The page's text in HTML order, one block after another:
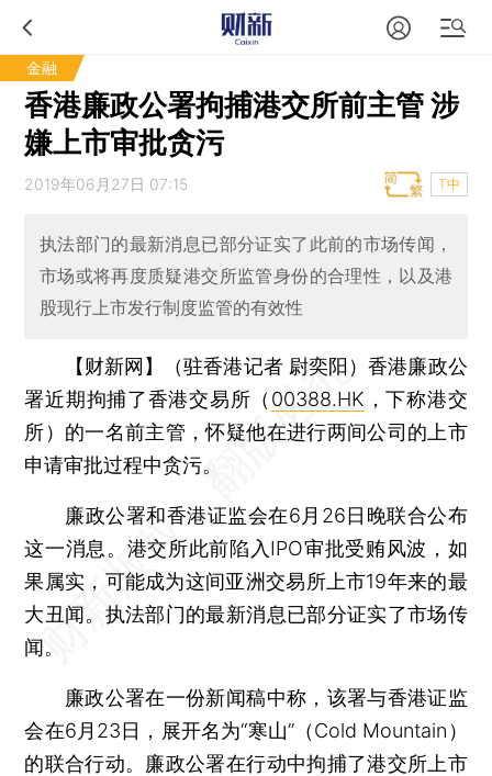
金融
香港廉政公署拘捕港交所前主管 涉
嫌上市审批贪污
2019年06月27日 07:15 T中
执法部门的最新消息已部分证实了此前的市场传闻，
市场或将再度质疑港交所监管身份的合理性，以及港
股现行上市发行制度监管的有效性
【财新网】（驻香港记者 尉奕阳）香港廉政公
署近期拘捕了香港交易所（ 00388.HK ，下称港交
所）的一名前主管，怀疑他在进行两间公司的上市
申请审批过程中贪污。
廉政公署和香港证监会在6月26日晚联合公布
这一消息。港交所此前陷入IPO审批受贿风波，如
果属实，可能成为这间亚洲交易所上市19年来的最
大丑闻。执法部门的最新消息已部分证实了市场传
闻。
廉政公署在一份新闻稿中称，该署与香港证监
会在6月23日，展开名为“寒山”（Cold Mountain）
的联合行动。廉政公署在行动中拘捕了港交所上市